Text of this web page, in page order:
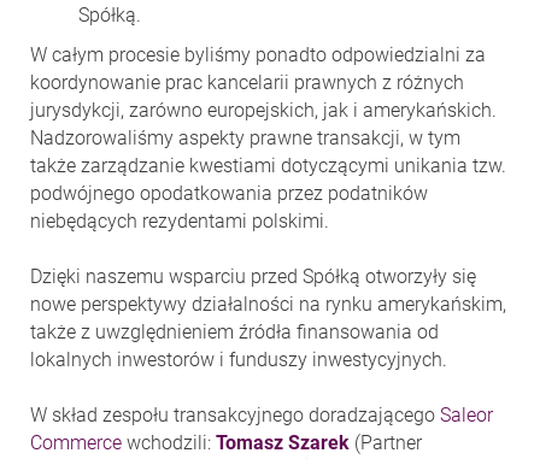
Spółką.
W całym procesie byliśmy ponadto odpowiedzialni za
koordynowanie prac kancelarii prawnych z różnych
jurysdykcji, zarówno europejskich, jak i amerykańskich.
Nadzorowaliśmy aspekty prawne transakcji, w tym
także zarządzanie kwestiami dotyczącymi unikania tzw.
podwójnego opodatkowania przez podatników
niebędących rezydentami polskimi.
Dzięki naszemu wsparciu przed Spółką otworzyły się
nowe perspektywy działalności na rynku amerykańskim,
także z uwzględnieniem źródła finansowania od
lokalnych inwestorów i funduszy inwestycyjnych.
W skład zespołu transakcyjnego doradzającego Saleor
Commerce wchodzili: Tomasz Szarek (Partner